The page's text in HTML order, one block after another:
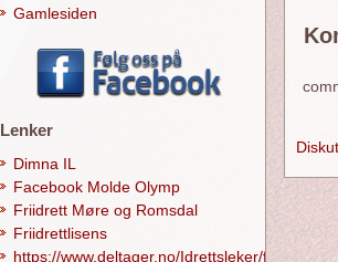
Gamlesiden
Lenker
Dimna IL
Facebook Molde Olymp
Friidrett Møre og Romsdal
Friidrettlisens
https://www.deltager.no/Idrettsleker/forside